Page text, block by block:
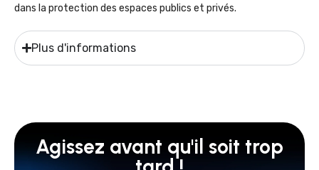
dans la protection des espaces publics et privés.
Plus d'informations
Agissez avant qu'il soit trop